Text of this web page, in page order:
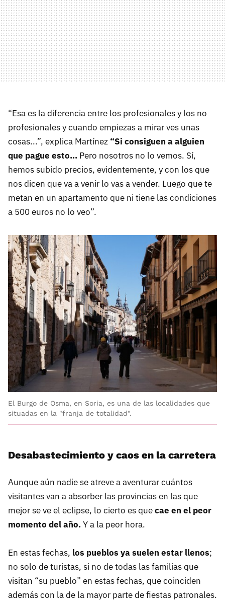
“Esa es la diferencia entre los profesionales y los no
profesionales y cuando empiezas a mirar ves unas
cosas...”, explica Martínez “Si consiguen a alguien
que pague esto… Pero nosotros no lo vemos. Sí,
hemos subido precios, evidentemente, y con los que
nos dicen que va a venir lo vas a vender. Luego que te
metan en un apartamento que ni tiene las condiciones
a 500 euros no lo veo”.
El Burgo de Osma, en Soria, es una de las localidades que
situadas en la "franja de totalidad".
Desabastecimiento y caos en la carretera
Aunque aún nadie se atreve a aventurar cuántos
visitantes van a absorber las provincias en las que
mejor se ve el eclipse, lo cierto es quecae en el peor
momento del año.Y a la peor hora.
En estas fechas, los pueblos ya suelen estar llenos;
no solo de turistas, si no de todas las familias que
visitan “su pueblo” en estas fechas, que coinciden
además con la de la mayor parte de fiestas patronales.